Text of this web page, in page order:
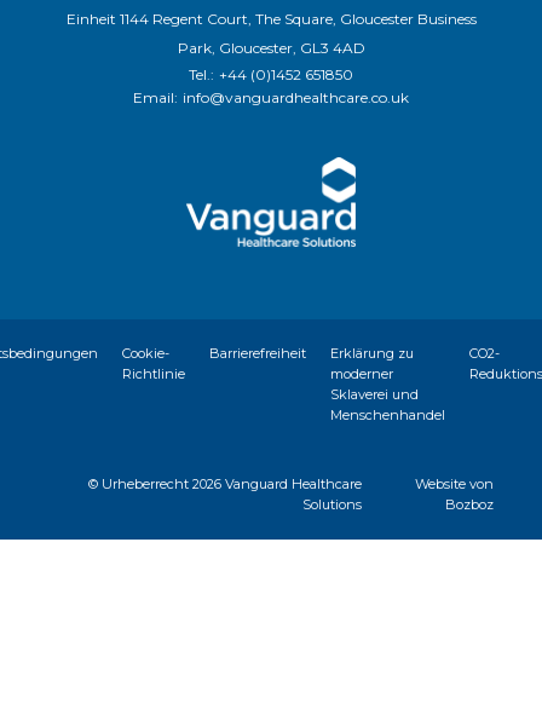
Einheit 1144 Regent Court, The Square, Gloucester Business
Park, Gloucester, GL3 4AD
Tel.: +44 (0)1452 651850
Email: info@vanguardhealthcare.co.uk
Cookie-
Richtlinie
Barrierefreiheit
Erklärung zu
moderner
Sklaverei und
Menschenhandel
CO2-
© Urheberrecht2026 Vanguard Healthcare
Solutions
Website von
Bozboz